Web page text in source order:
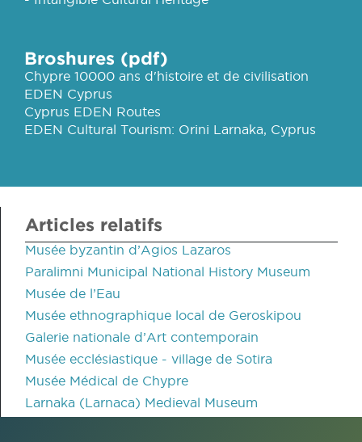
Broshures (pdf)
Chypre 10000 ans d'histoire et de civilisation
EDEN Cyprus
Cyprus EDEN Routes
EDEN Cultural Tourism: Orini Larnaka, Cyprus
Articles relatifs
Musée byzantin d’Agios Lazaros
Paralimni Municipal National History Museum
Musée de l’Eau
Musée ethnographique local de Geroskipou
Galerie nationale d’Art contemporain
Musée ecclésiastique - village de Sotira
Musée Médical de Chypre
Larnaka (Larnaca) Medieval Museum